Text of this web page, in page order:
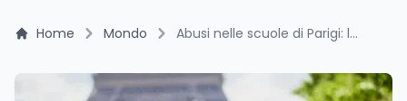
Home Mondo Abusi nelle scuole di Parigi: l’Italia ha già l’obbligo del casellario